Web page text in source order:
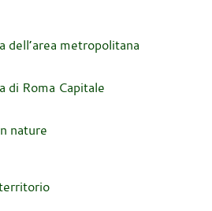
dell’area metropolitana
di Roma Capitale
nature